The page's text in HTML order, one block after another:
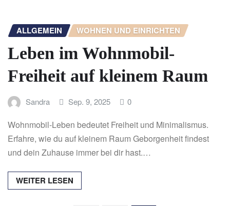
ALLGEMEIN WOHNEN UND EINRICHTEN
Leben im Wohnmobil-
Freiheit auf kleinem Raum
Sandra Sep. 9, 2025 0
Wohnmobil-Leben bedeutet Freiheit und Minimalismus.
Erfahre, wie du auf kleinem Raum Geborgenheit findest
und dein Zuhause immer bei dir hast.…
WEITER LESEN